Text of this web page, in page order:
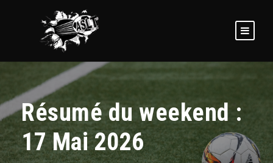
Résumé du weekend :
17 Mai 2026